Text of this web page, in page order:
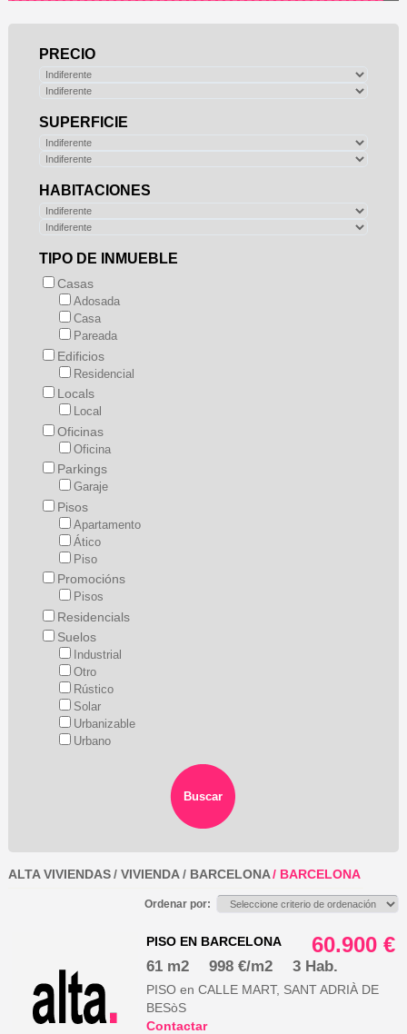
PRECIO
SUPERFICIE
HABITACIONES
TIPO DE INMUEBLE
Casas
Adosada
Casa
Pareada
Edificios
Residencial
Locals
Local
Oficinas
Oficina
Parkings
Garaje
Pisos
Apartamento
Ático
Piso
Promocións
Pisos
Residencials
Suelos
Industrial
Otro
Rústico
Solar
Urbanizable
Urbano
ALTA VIVIENDAS/ VIVIENDA / BARCELONA/ BARCELONA
Ordenar por:
PISO EN BARCELONA 60.900 €
61 m2 998 €/m2 3 Hab.
PISO en CALLE MART, SANT ADRIÀ DE
BESòS
Contactar